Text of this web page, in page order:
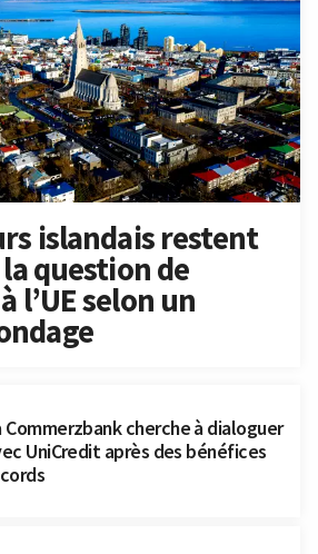
islandais restent
question de
l’UE selon un
Commerzbank cherche à dialoguer
UniCredit après des bénéfices